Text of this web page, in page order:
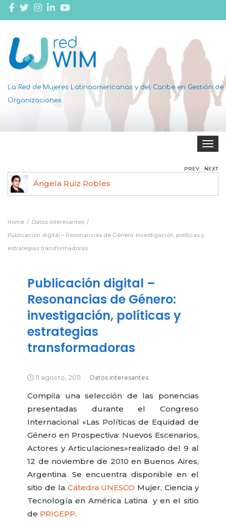
La Red de Mujeres Latinoamericanas y del Caribe en Gestión de
Organizaciones
Toggle
Ángela Ruiz Robles
PREV NEXT
Home
Datos interesantes
Publicación digital – Resonancias de Género: investigación, políticas y
estrategias transformadoras
Publicación digital –
Resonancias de Género:
investigación, políticas y
estrategias
transformadoras
11 agosto, 2011 Datos interesantes
Compila una selección de las ponencias
presentadas durante el Congreso
Internacional «Las Políticas de Equidad de
Género en Prospectiva: Nuevos Escenarios,
Actores y Articulaciones»realizado del 9 al
12 de noviembre de 2010 en Buenos Aires,
Argentina. Se encuentra disponible en el
sitio de la Cátedra UNESCO Mujer, Ciencia y
Tecnología en América Latina y en el sitio
de PRIGEPP.